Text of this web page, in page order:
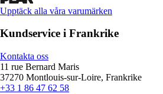
Upptäck alla våra varumärken
Kundservice i Frankrike
Kontakta oss
11 rue Bernard Maris
37270 Montlouis-sur-Loire, Frankrike
+33 1 86 47 62 58